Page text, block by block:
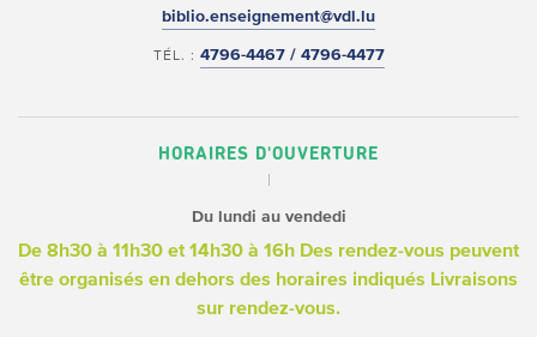
biblio.enseignement@vdl.lu
TÉL. : 4796-4467 / 4796-4477
HORAIRES D'OUVERTURE
Du lundi au vendedi
De 8h30 à 11h30 et 14h30 à 16h Des rendez-vous peuvent
être organisés en dehors des horaires indiqués Livraisons
sur rendez-vous.